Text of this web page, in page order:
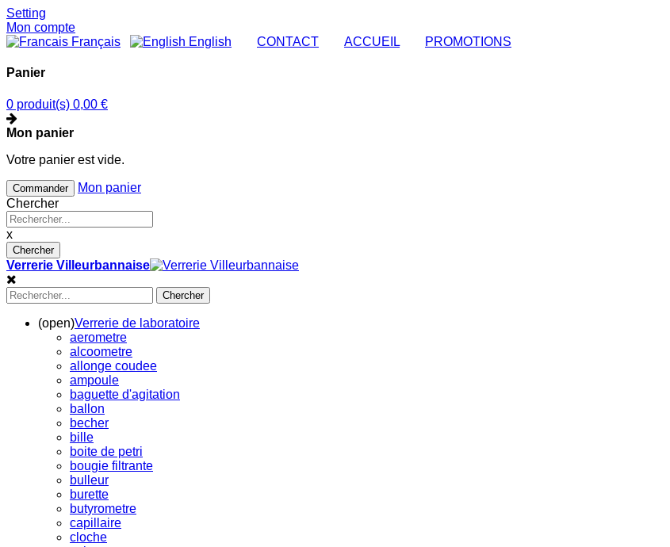
Setting
Mon compte
Français
English CONTACT ACCUEIL PROMOTIONS
Panier
0 produit(s) 0,00 €
Mon panier
Votre panier est vide.
Commander
Mon panier
Chercher
x
Chercher
Verrerie Villeurbannaise
Chercher
(open)Verrerie de laboratoire
aerometre
alcoometre
allonge coudee
ampoule
baguette d'agitation
ballon
becher
bille
boite de petri
bougie filtrante
bulleur
burette
butyrometre
capillaire
cloche